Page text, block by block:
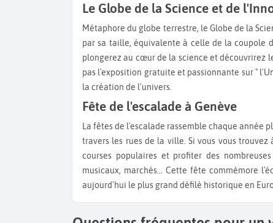
Le Globe de la Science et de
Métaphore du globe terrestre, le Globe de la Science et de l'Innovation vous surprendra par son architecture et
par sa taille, équivalente à celle de la coupole
plongerez au cœur de la science et découvrirez
pas l'exposition gratuite et passionnante sur "
la création de l'univers.
Fête de l'escalade à Genève
La fêtes de l'escalade rassemble chaque année plus de 800 personnes déguisées marchant à cheval ou à pied à
travers les rues de la ville. Si vous vous
courses populaires et profiter des
musicaux, marchés... Cette fête commémore
aujourd'hui le plus grand défilé historique en